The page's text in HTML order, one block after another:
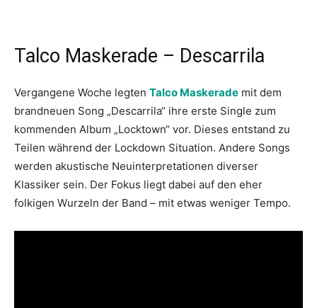
Talco Maskerade – Descarrila
Vergangene Woche legten Talco Maskerade mit dem
brandneuen Song „Descarrila“ ihre erste Single zum
kommenden Album „Locktown“ vor. Dieses entstand zu
Teilen während der Lockdown Situation. Andere Songs
werden akustische Neuinterpretationen diverser
Klassiker sein. Der Fokus liegt dabei auf den eher
folkigen Wurzeln der Band – mit etwas weniger Tempo.